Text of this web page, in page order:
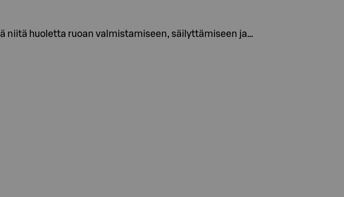
niitä huoletta ruoan valmistamiseen, säilyttämiseen ja…